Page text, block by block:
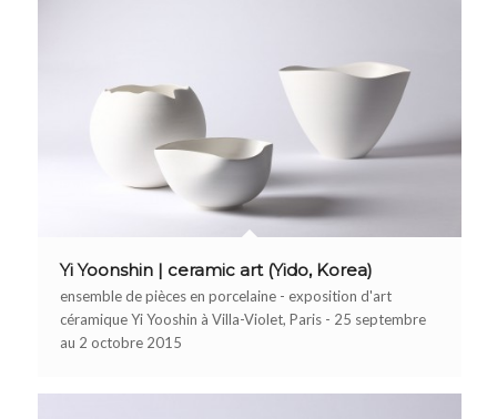
Yi Yoonshin | ceramic art (Yido, Korea)
ensemble de pièces en porcelaine - exposition d'art
céramique Yi Yooshin à Villa-Violet, Paris - 25 septembre
au 2 octobre 2015